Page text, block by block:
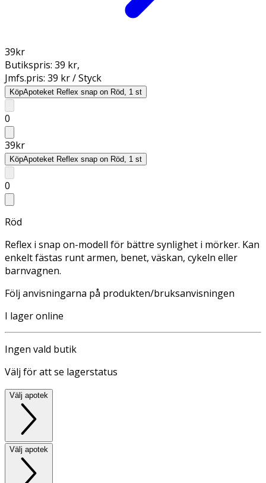
39kr
Butikspris: 39 kr,
Jmfs.pris: 39 kr / Styck
KöpApoteket Reflex snap on Röd, 1 st
0
39kr
KöpApoteket Reflex snap on Röd, 1 st
0
Röd
Reflex i snap on-modell för bättre synlighet i mörker. Kan
enkelt fästas runt armen, benet, väskan, cykeln eller
barnvagnen.
Följ anvisningarna på produkten/bruksanvisningen
I lager online
Ingen vald butik
Välj för att se lagerstatus
Välj apotek
Välj apotek